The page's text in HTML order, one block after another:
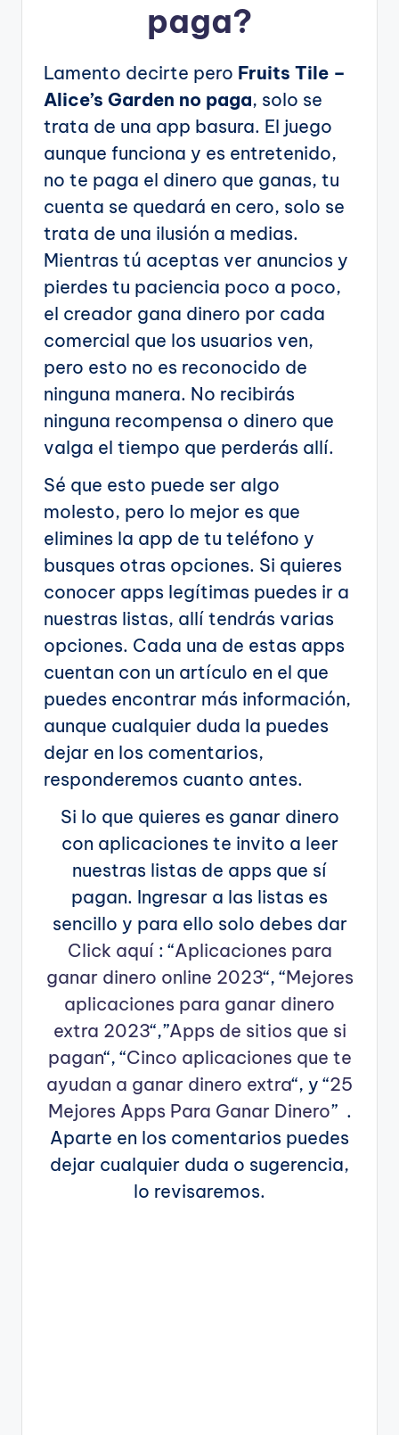
paga?
Lamento decirte pero Fruits Tile –
Alice’s Garden no paga, solo se
trata de una app basura. El juego
aunque funciona y es entretenido,
no te paga el dinero que ganas, tu
cuenta se quedará en cero, solo se
trata de una ilusión a medias.
Mientras tú aceptas ver anuncios y
pierdes tu paciencia poco a poco,
el creador gana dinero por cada
comercial que los usuarios ven,
pero esto no es reconocido de
ninguna manera. No recibirás
ninguna recompensa o dinero que
valga el tiempo que perderás allí.
Sé que esto puede ser algo
molesto, pero lo mejor es que
elimines la app de tu teléfono y
busques otras opciones. Si quieres
conocer apps legítimas puedes ir a
nuestras listas, allí tendrás varias
opciones. Cada una de estas apps
cuentan con un artículo en el que
puedes encontrar más información,
aunque cualquier duda la puedes
dejar en los comentarios,
responderemos cuanto antes.
Si lo que quieres es ganar dinero
con aplicaciones te invito a leer
nuestras listas de apps que sí
pagan. Ingresar a las listas es
sencillo y para ello solo debes dar
Click aquí: “Aplicaciones para
ganar dinero online 2023“, “Mejores
aplicaciones para ganar dinero
extra 2023“,”Apps de sitios que si
pagan“, “Cinco aplicaciones que te
ayudan a ganar dinero extra“, y “25
Mejores Apps Para Ganar Dinero” .
Aparte en los comentarios puedes
dejar cualquier duda o sugerencia,
lo revisaremos.